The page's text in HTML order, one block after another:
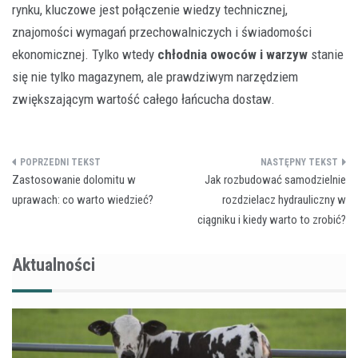
rynku, kluczowe jest połączenie wiedzy technicznej,
znajomości wymagań przechowalniczych i świadomości
ekonomicznej. Tylko wtedy chłodnia owoców i warzyw stanie
się nie tylko magazynem, ale prawdziwym narzędziem
zwiększającym wartość całego łańcucha dostaw.
Nawigacja
wpisu
Zastosowanie dolomitu w
uprawach: co warto wiedzieć?
Jak rozbudować samodzielnie
rozdzielacz hydrauliczny w
ciągniku i kiedy warto to zrobić?
Aktualności